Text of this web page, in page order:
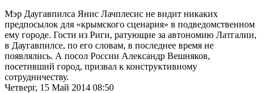
Мэр Даугавпилса Янис Лачплесис не видит никаких
предпосылок для «крымского сценария» в подведомственном
ему городе. Гости из Риги, ратующие за автономию Латгалии,
в Даугавпилсе, по его словам, в последнее время не
появлялись. А посол России Александр Вешняков,
посетивший город, призвал к конструктивному
сотрудничеству.
Четверг, 15 Май 2014 08:50